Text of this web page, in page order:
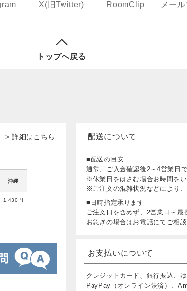
X(旧Twitter) RoomClip メー
トップへ戻る
> 詳細はこちら
沖縄
1,430円
配送について
■配送の目安
通常、ご入金確認後2～4営業日
※休業日をはさむ場合お時間をい
※ご注文の混雑状況などにより
■日時指定承ります
ご注文日を含めず、2営業日～最
お急ぎの場合はお電話にてご相談
お支払いについて
クレジットカード、銀行振込、
PayPay（オンライン決済）、